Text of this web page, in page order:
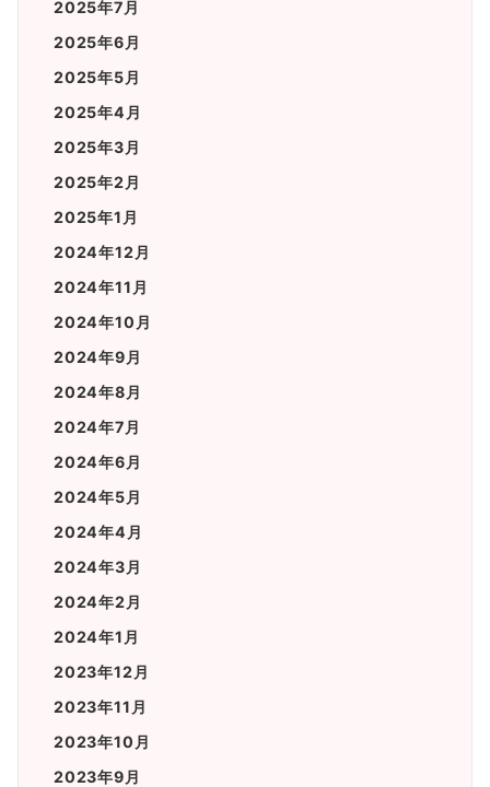
2025年7月
2025年6月
2025年5月
2025年4月
2025年3月
2025年2月
2025年1月
2024年12月
2024年11月
2024年10月
2024年9月
2024年8月
2024年7月
2024年6月
2024年5月
2024年4月
2024年3月
2024年2月
2024年1月
2023年12月
2023年11月
2023年10月
2023年9月